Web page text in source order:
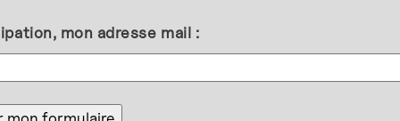
mon adresse mail :